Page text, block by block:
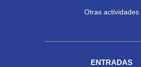
Otras actividades
ENTRADAS